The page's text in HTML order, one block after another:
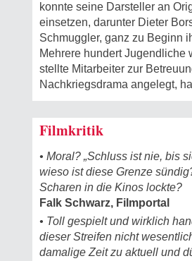
konnte seine Darsteller an
einsetzen, darunter Dieter
Schmuggler, ganz zu Beginn
Mehrere hundert Jugendliche
stellte Mitarbeiter zur
Nachkriegsdrama angelegt,
Filmkritik
• Moral? „Schluss ist nie, bis
wieso ist diese Grenze
Scharen in die Kinos lockte?
Falk Schwarz, Filmportal
• Toll gespielt und wirklich
dieser Streifen nicht
damalige Zeit zu aktuell und